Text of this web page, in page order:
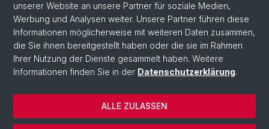
Slavic Studies
© Universität Basel
Datenschutzerklärung
Philosophisch-Historische Fakultät
unserer Website an unsere Partner für soziale Medien,
Werbung und Analysen weiter. Unsere Partner führen diese
Informationen möglicherweise mit weiteren Daten zusammen,
die Sie ihnen bereitgestellt haben oder die sie im Rahmen
Ihrer Nutzung der Dienste gesammelt haben. Weitere
Informationen finden Sie in der Datenschutzerklärung.
ALLE ZULASSEN